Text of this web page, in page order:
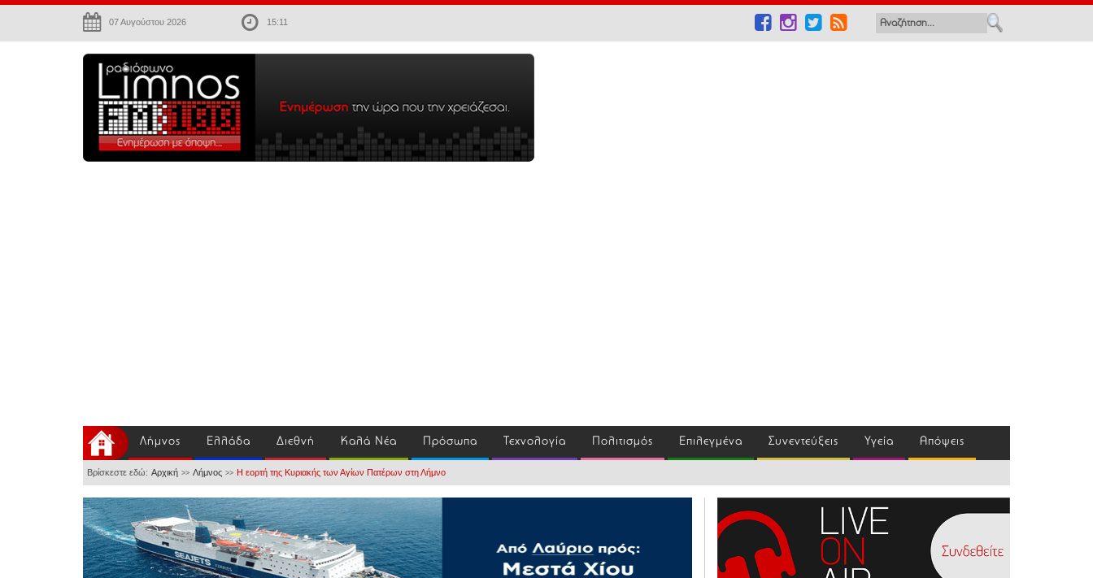
07 Αυγούστου 2026 15:11
Λήμνος Ελλάδα Διεθνή Καλά Νέα Πρόσωπα Τεχνολογία Πολιτισμός Επιλεγμένα Συνεντεύξεις Υγεία Απόψεις
Βρίσκεστε εδώ: Αρχική >> Λήμνος >> Η εορτή της Κυριακής των Αγίων Πατέρων στη Λήμνο